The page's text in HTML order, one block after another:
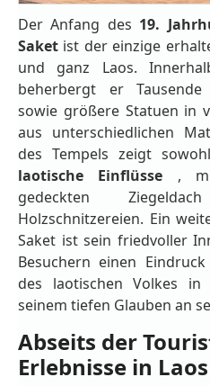
Der Anfang des 19.
Saket ist der einzige
und ganz Laos.
beherbergt er Tausende
sowie größere Statuen in
aus unterschiedlichen
des Tempels zeigt sowohl
laotische Einflüsse ,
gedeckten
Holzschnitzereien. Ein
Saket ist sein friedvoller
Besuchern einen
des laotischen Volkes
seinem tiefen Glauben an
Abseits der
Erlebnisse in Laos